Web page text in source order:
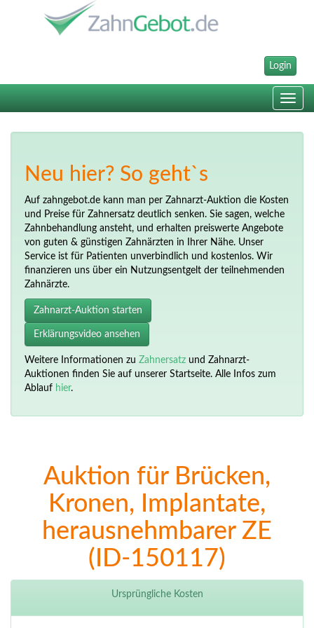
Login
Toggle
Neu hier? So geht`s
Auf zahngebot.de kann man per Zahnarzt-Auktion die Kosten
und Preise für Zahnersatz deutlich senken. Sie sagen, welche
Zahnbehandlung ansteht, und erhalten preiswerte Angebote
von guten & günstigen Zahnärzten in Ihrer Nähe. Unser
Service ist für Patienten unverbindlich und kostenlos. Wir
finanzieren uns über ein Nutzungsentgelt der teilnehmenden
Zahnärzte.
Zahnarzt-Auktion starten
Erklärungsvideo ansehen
Weitere Informationen zu Zahnersatz und Zahnarzt-
Auktionen finden Sie auf unserer Startseite. Alle Infos zum
Ablauf hier.
Auktion für Brücken,
Kronen, Implantate,
herausnehmbarer ZE
(ID-150117)
Ursprüngliche Kosten